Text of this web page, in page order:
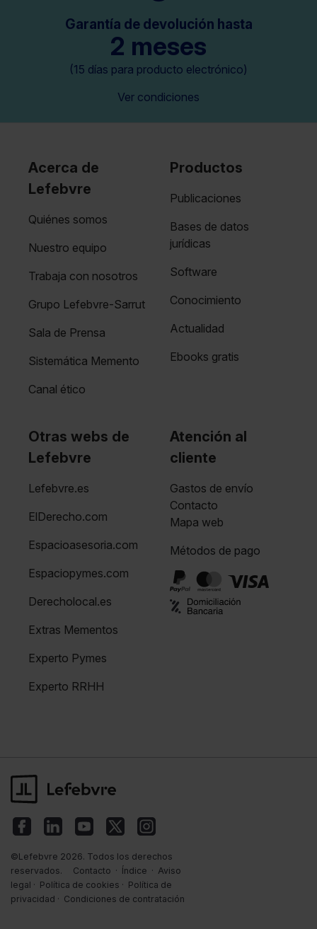
Garantía de devolución hasta
2 meses
(15 días para producto electrónico)
Ver condiciones
Acerca de
Lefebvre
Quiénes somos
Nuestro equipo
Trabaja con nosotros
Grupo Lefebvre-Sarrut
Sala de Prensa
Sistemática Memento
Canal ético
Productos
Publicaciones
Bases de datos
jurídicas
Software
Conocimiento
Actualidad
Ebooks gratis
Otras webs de
Lefebvre
Lefebvre.es
ElDerecho.com
Espacioasesoria.com
Espaciopymes.com
Derecholocal.es
Extras Mementos
Experto Pymes
Experto RRHH
Atención al
cliente
Gastos de envío
Contacto
Mapa web
Métodos de pago
©Lefebvre 2026. Todos los derechos
reservados.
Contacto · Índice · Aviso
legal · Política de cookies · Política de
privacidad · Condiciones de contratación